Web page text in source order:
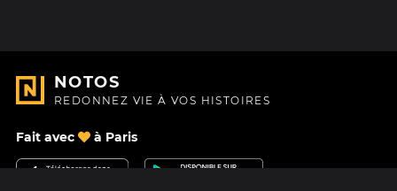
NOTOS
REDONNEZ VIE À VOS HISTOIRES
Fait avec à Paris